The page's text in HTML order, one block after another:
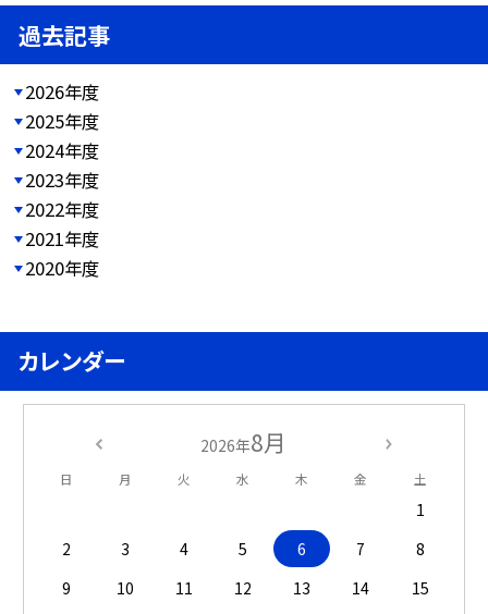
過去記事
2026年度
2025年度
2024年度
2023年度
2022年度
2021年度
2020年度
カレンダー
2026年8月
日 月 火 水 木 金 土
1
2
3 4 5 6 7
8
9
10 11 12 13 14
15